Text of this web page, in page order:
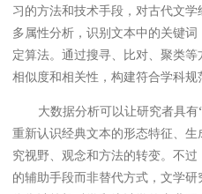
习的方法和技术手段，对古代文
多属性分析，识别文本中的关键
定算法。通过搜寻、比对、聚类
相似度和相关性，构建符合学科规
大数据分析可以让研究者具
重新认识经典文本的形态特征、
究视野、观念和方法的转变。不
的辅助手段而非替代方式，文学